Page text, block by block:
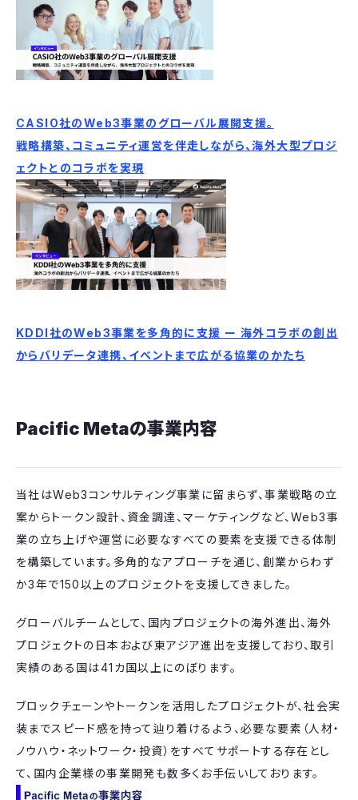
CASIO社のWeb3事業のグローバル展開支援。
戦略構築、コミュニティ運営を伴走しながら、海外大型プロジ
ェクトとのコラボを実現
KDDI社のWeb3事業を多角的に支援 ー 海外コラボの創出
からバリデータ連携、イベントまで広がる協業のかたち
Pacific Metaの事業内容
当社はWeb3コンサルティング事業に留まらず、事業戦略の立
案からトークン設計、資金調達、マーケティングなど、Web3事
業の立ち上げや運営に必要なすべての要素を支援できる体制
を構築しています。多角的なアプローチを通じ、創業からわず
か3年で150以上のプロジェクトを支援してきました。
グローバルチームとして、国内プロジェクトの海外進出、海外
プロジェクトの日本および東アジア進出を支援しており、取引
実績のある国は41カ国以上にのぼります。
ブロックチェーンやトークンを活用したプロジェクトが、社会実
装までスピード感を持って辿り着けるよう、必要な要素（人材・
ノウハウ・ネットワーク・投資）をすべてサポートする存在とし
て、国内企業様の事業開発も数多くお手伝いしております。